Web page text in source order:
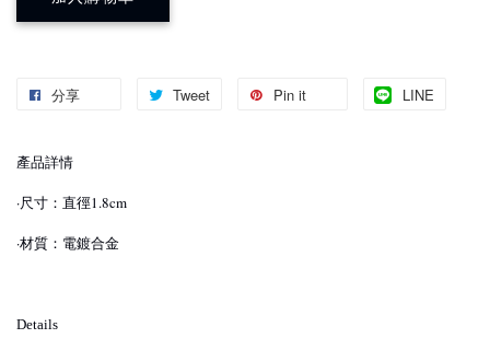
分享 Tweet Pin it LINE
產品詳情
·尺寸：直徑1.8cm
·材質：電鍍合金
Details